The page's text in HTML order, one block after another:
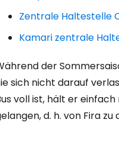
Zentrale Haltestelle
Kamari zentrale
der
sich nicht darauf
voll ist, hält er
d. h. von Fira